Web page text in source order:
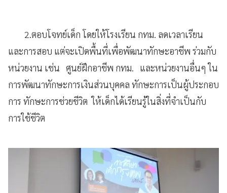
2.ตอบโจทย์เด็ก โดยให้โรงเรียน กทม. ลดเวลาเรียน
และการสอบ แต่จะเปิดพื้นที่เพื่อพัฒนาทักษะอาชีพ ร่วมกับ
หน่วยงาน เช่น ศูนย์ฝึกอาชีพ กทม. และหน่วยงานอื่นๆ ใน
การพัฒนาทักษะการเงินส่วนบุคคล ทักษะการเป็นผู้ประกอบ
การ ทักษะการช่วยชีวิต ให้เด็กได้เรียนรู้ในสิ่งที่จำเป็นกับ
การใช้ชีวิต